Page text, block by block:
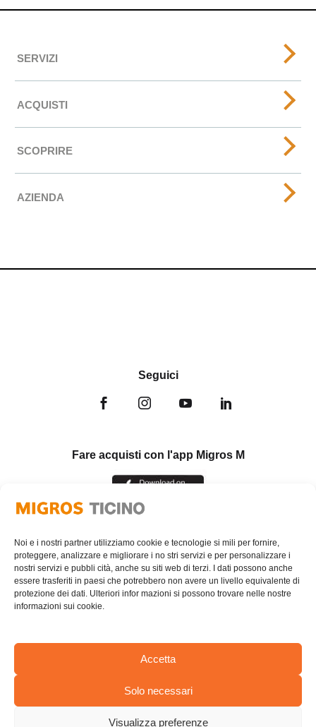
Noi e i nostri partner utilizziamo cookie e tecnologie si mili per fornire,
proteggere, analizzare e migliorare i no stri servizi e per personalizzare i
nostri servizi e pubbli cità, anche su siti web di terzi. I dati possono anche
essere trasferiti in paesi che potrebbero non avere un livello equivalente di
protezione dei dati. Ulteriori infor mazioni si possono trovare nelle nostre
informazioni sui cookie.
Accetta
Solo necessari
Visualizza preferenze
SERVIZI
ACQUISTI
SCOPRIRE
AZIENDA
Seguici
Fare acquisti con l'app Migros M
AREA RISERVATA